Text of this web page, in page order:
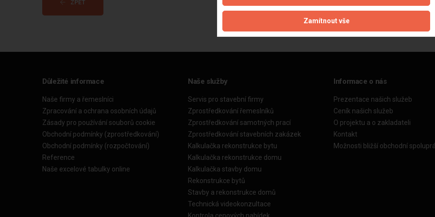
ZPĚT
Důležité informace
Naše firmy a řemeslníci
Zpracování a ochrana osobních údajů
Zásady pro používání souborů cookie
Obchodní podmínky (zprostředkování)
Obchodní podmínky (rozpočtování)
Reference
Naše excelové tabulky online
Naše služby
Servis pro stavební firmy
Zprostředkování řemeslníků
Zprostředkování samotných prací
Zprostředkování stavebních zakázek
Kalkulačka rekonstrukce bytu
Kalkulačka rekonstrukce domu
Kalkulačka stavby domu
Rekonstrukce bytů
Stavby a rekonstrukce domů
Technická videokonzultace
Kontrola cenových nabídek
Informace o nás
Prezentace našich služeb
Ceník našich služeb
O projektu a o zakladateli
Kontakt
Možnosti bližší obchodní
Zamítnout vše